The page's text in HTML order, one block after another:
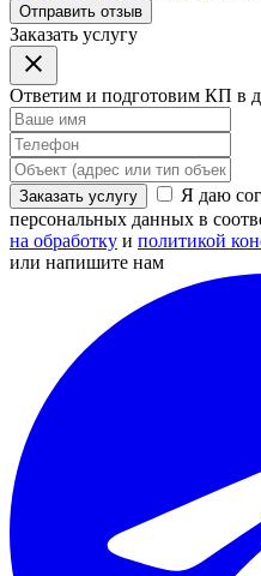
Отправить отзыв
Заказать услугу
Ответим и подготовим КП в
Заказать услугу
Я даю
персональных данных в
на обработку и политикой
или напишите нам